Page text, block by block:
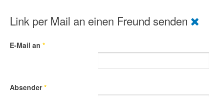
Link per Mail an einen Freund senden
E-Mail an *
Absender*